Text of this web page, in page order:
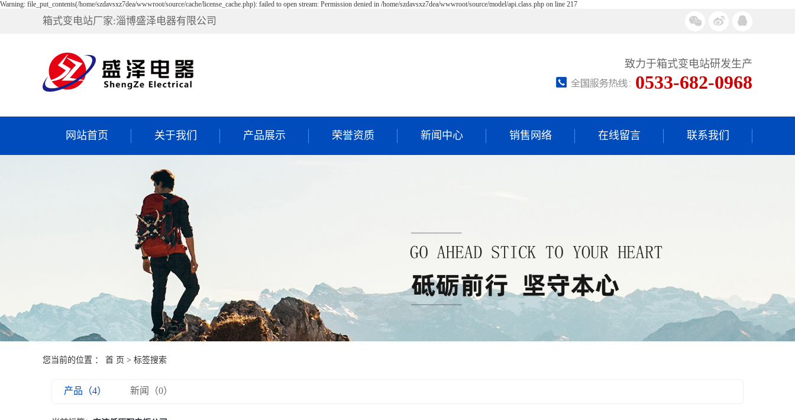
Warning: file_put_contents(/home/szdavsxz7dea/wwwroot/source/cache/license_cache.php): failed to open stream: Permission denied in /home/szdavsxz7dea/wwwroot/source/model/api.class.php on line 217
箱式变电站厂家:淄博盛泽电器有限公司
致力于箱式变电站研发生产
0533-682-0968
网站首页 关于我们 产品展示 荣誉资质 新闻中心 销售网络 在线留言 联系我们
您当前的位置 ： 首 页 > 标签搜索
产品（4） 新闻（0）